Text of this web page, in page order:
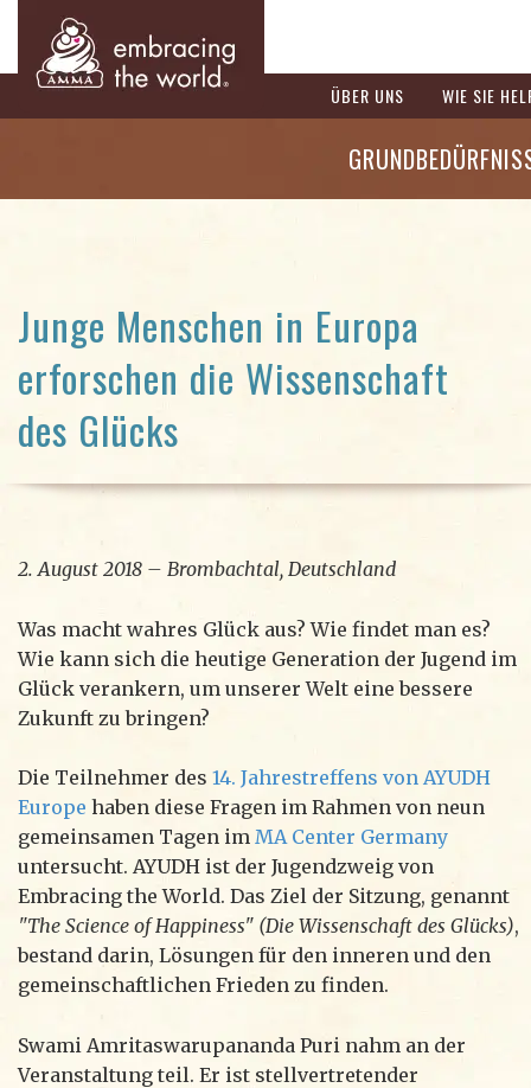
ÜBER UNS WIE SIE
Junge Menschen in Europa
erforschen die Wissenschaft
des Glücks
2. August 2018 – Brombachtal, Deutschland
Was macht wahres Glück aus? Wie findet man es?
Wie kann sich die heutige Generation der Jugend im
Glück verankern, um unserer Welt eine bessere
Zukunft zu bringen?
Die Teilnehmer des 14. Jahrestreffens von AYUDH
Europe haben diese Fragen im Rahmen von neun
gemeinsamen Tagen im MA Center Germany
untersucht. AYUDH ist der Jugendzweig von
Embracing the World. Das Ziel der Sitzung, genannt
"The Science of Happiness" (Die Wissenschaft des Glücks),
bestand darin, Lösungen für den inneren und den
gemeinschaftlichen Frieden zu finden.
Swami Amritaswarupananda Puri nahm an der
Veranstaltung teil. Er ist stellvertretender